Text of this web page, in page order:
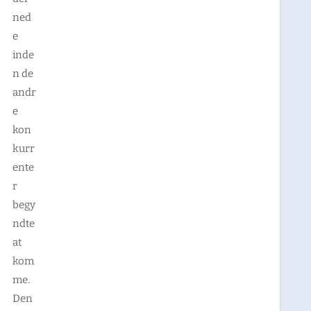
ned
e
inde
n de
andr
e
kon
kurr
ente
r
begy
ndte
at
kom
me.
Den